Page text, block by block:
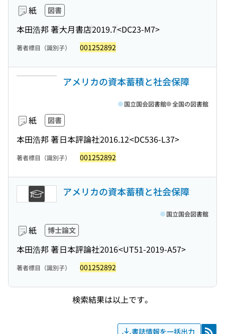
紙 図書
本田浩邦 著大月書店2019.7<DC23-M7>
著者標目（識別子） 001252892
アメリカの資本蓄積と社会保障
紙 図書
本田浩邦 著日本評論社2016.12<DC536-L37>
国立国会図書館 全国の図書館
著者標目（識別子） 001252892
アメリカの資本蓄積と社会保障
紙 博士論文
本田浩邦 著日本評論社2016<UT51-2019-A57>
国立国会図書館
著者標目（識別子） 001252892
検索結果は以上です。
書誌情報を一括出力